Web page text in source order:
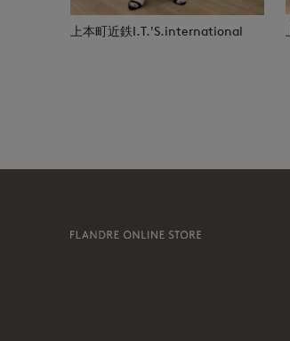
上本町近鉄I.T.'S.international